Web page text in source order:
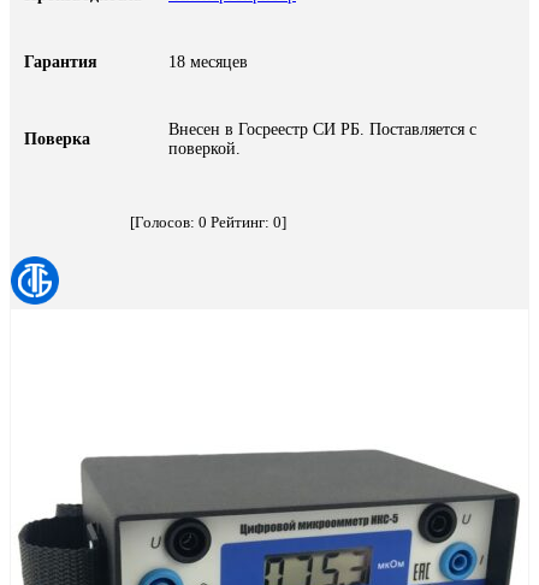
Гарантия 18 месяцев
Поверка
Внесен в Госреестр СИ РБ. Поставляется с
поверкой.
[Голосов: 0 Рейтинг: 0]